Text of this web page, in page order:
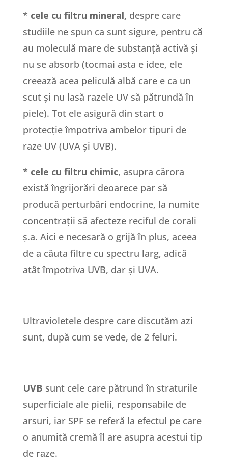
* cele cu filtru mineral, despre care
studiile ne spun ca sunt sigure, pentru că
au moleculă mare de substanță activă și
nu se absorb (tocmai asta e idee, ele
creează acea peliculă albă care e ca un
scut și nu lasă razele UV să pătrundă în
piele). Tot ele asigură din start o
protecție împotriva ambelor tipuri de
raze UV (UVA și UVB).
* cele cu filtru chimic, asupra cărora
există îngrijorări deoarece par să
producă perturbări endocrine, la numite
concentrații să afecteze reciful de corali
ș.a. Aici e necesară o grijă în plus, aceea
de a căuta filtre cu spectru larg, adică
atât împotriva UVB, dar și UVA.
Ultravioletele despre care discutăm azi
sunt, după cum se vede, de 2 feluri.
UVB sunt cele care pătrund în straturile
superficiale ale pielii, responsabile de
arsuri, iar SPF se referă la efectul pe care
o anumită cremă îl are asupra acestui tip
de raze.